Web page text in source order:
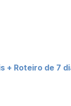
+ Roteiro de